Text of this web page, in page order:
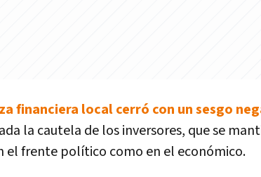
financiera local cerró con un sesgo
la cautela de los inversores, que se
el frente político como en el económico.